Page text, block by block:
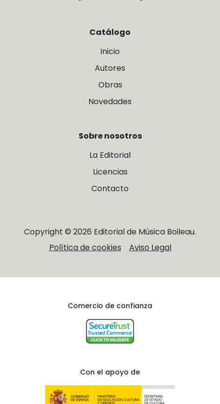
Catálogo
Inicio
Autores
Obras
Novedades
Sobre nosotros
La Editorial
Licencias
Contacto
Copyright © 2026 Editorial de Música Boileau.
Política de cookies
Aviso Legal
Comercio de confianza
Con el apoyo de